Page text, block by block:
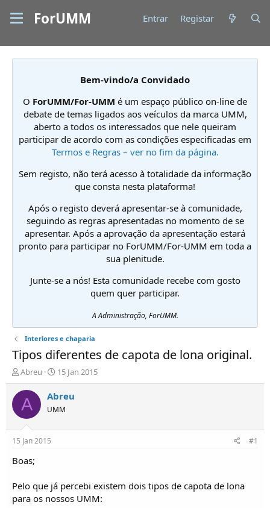
ForUMM Entrar Registar
Bem-vindo/a Convidado
O ForUMM/For-UMM é um espaço público on-line de
debate de temas ligados aos veículos da marca UMM,
aberto a todos os interessados que nele queiram
participar de acordo com as condições especificadas em
Termos e Regras – ver no fim da página.
Sem registo, não terá acesso à totalidade da informação
que consta nesta plataforma!
Após o registo deverá apresentar-se à comunidade,
seguindo as regras apresentadas no momento de se
apresentar. Após a aprovação da apresentação estará
pronto para participar no ForUMM/For-UMM em toda a
sua plenitude.
Junte-se a nós! Esta comunidade recebe com gosto
quem quer participar.
A Administração, ForUMM.
Interiores e chaparia
Tipos diferentes de capota de lona original.
I
n
i
c
i
d
o
r
T
ó
Abreu
D
a
t
d
i
o
15 Jan 2015
A Abreu
UMM
15 Jan 2015 #1
Boas;
Pelo que já percebi existem dois tipos de capota de lona
para os nossos UMM: